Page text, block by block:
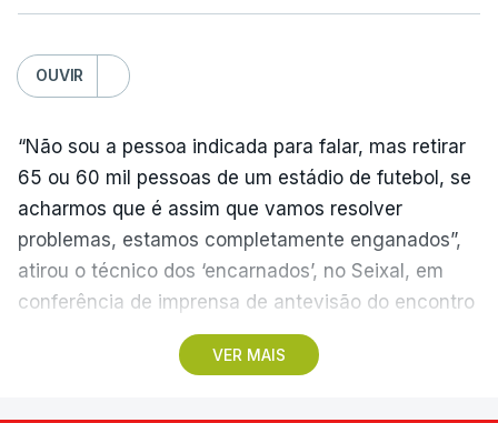
OUVIR
VER MAIS
“Não sou a pessoa indicada para falar, mas retirar
65 ou 60 mil pessoas de um estádio de futebol, se
acharmos que é assim que vamos resolver
problemas, estamos completamente enganados”,
atirou o técnico dos ‘encarnados’, no Seixal, em
conferência de imprensa de antevisão do encontro
com o Académico de Viseu.